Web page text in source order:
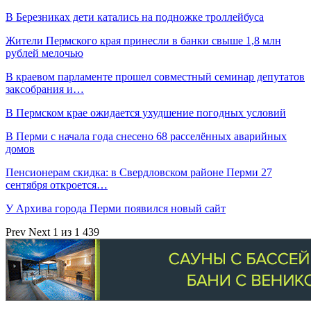
В Березниках дети катались на подножке троллейбуса
Жители Пермского края принесли в банки свыше 1,8 млн
рублей мелочью
В краевом парламенте прошел совместный семинар депутатов
заксобрания и…
В Пермском крае ожидается ухудшение погодных условий
В Перми с начала года снесено 68 расселённых аварийных
домов
Пенсионерам скидка: в Свердловском районе Перми 27
сентября откроется…
У Архива города Перми появился новый сайт
Prev Next 1 из 1 439